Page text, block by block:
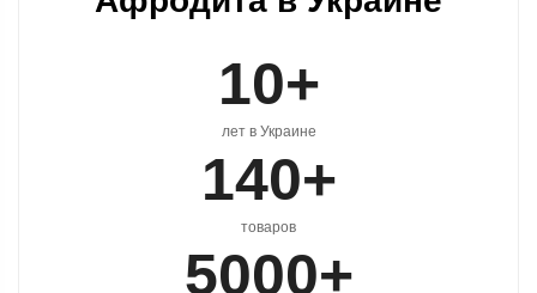
10+
лет в Украине
140+
товаров
5000+